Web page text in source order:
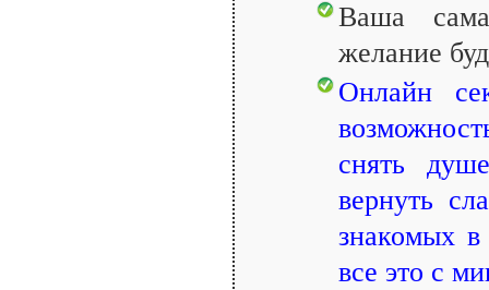
Ваша
желание
Онлайн
снять
вернуть
знакомых в
все это с